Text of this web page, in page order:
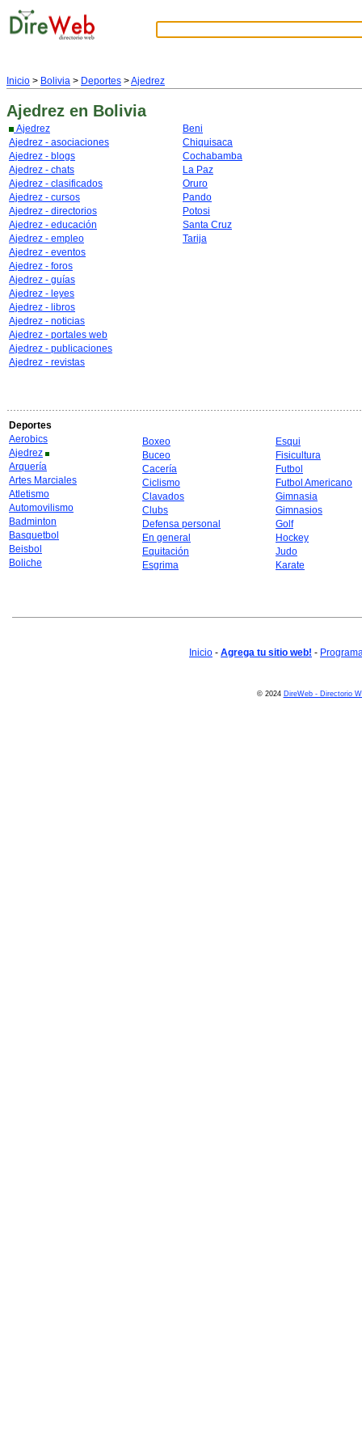
Inicio > Bolivia > Deportes >Ajedrez
Ajedrez en Bolivia
Ajedrez
Ajedrez - asociaciones
Ajedrez - blogs
Ajedrez - chats
Ajedrez - clasificados
Ajedrez - cursos
Ajedrez - directorios
Ajedrez - educación
Ajedrez - empleo
Ajedrez - eventos
Ajedrez - foros
Ajedrez - guías
Ajedrez - leyes
Ajedrez - libros
Ajedrez - noticias
Ajedrez - portales web
Ajedrez - publicaciones
Ajedrez - revistas
Beni
Chiquisaca
Cochabamba
La Paz
Oruro
Pando
Potosi
Santa Cruz
Tarija
Deportes
Aerobics
Ajedrez
Arquería
Artes Marciales
Atletismo
Automovilismo
Badminton
Basquetbol
Beisbol
Boliche
Boxeo
Buceo
Cacería
Ciclismo
Clavados
Clubs
Defensa personal
En general
Equitación
Esgrima
Esqui
Fisicultura
Futbol
Futbol Americano
Gimnasia
Gimnasios
Golf
Hockey
Judo
Karate
Inicio - Agrega tu sitio web! -
© 2024 DireWeb - Directorio